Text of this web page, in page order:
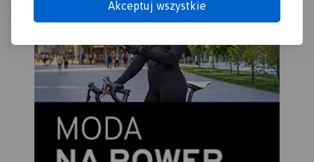
Akceptuj wszystkie